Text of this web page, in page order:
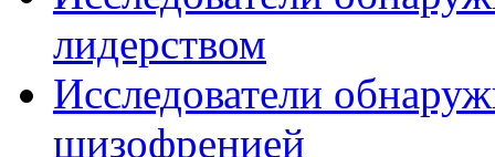
лидерством
Исследователи
шизофренией